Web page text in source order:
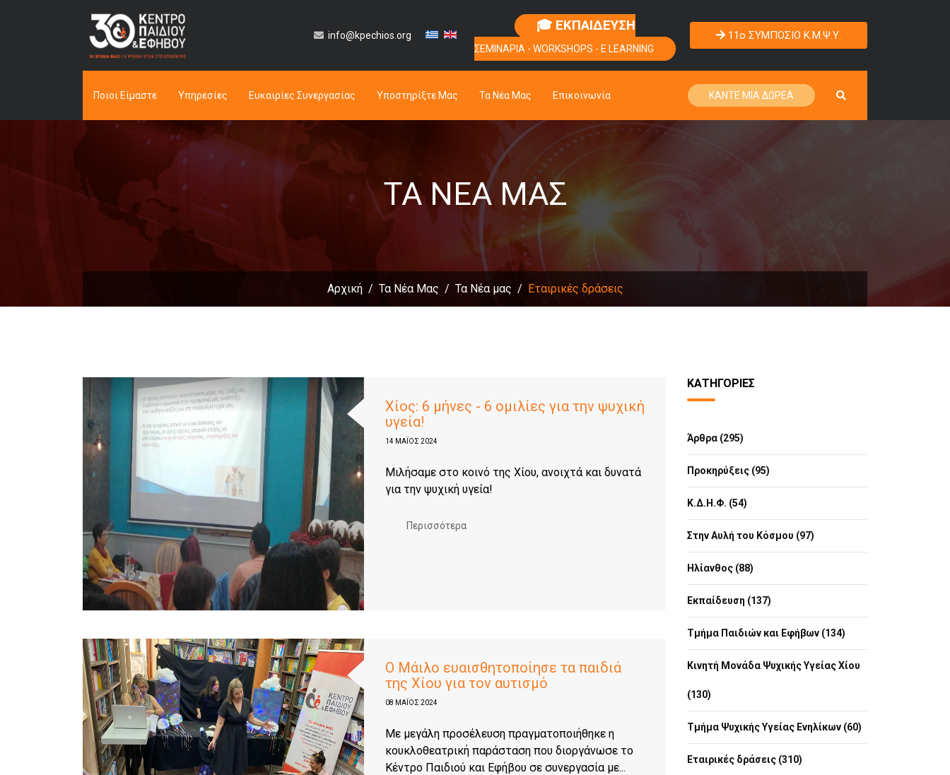
info@kpechios.org
🎓 ΕΚΠΑΙΔΕΥΣΗ
ΣΕΜΙΝΑΡΙΑ - WORKSHOPS - E LEARNING
11o ΣΥΜΠΟΣΙΟ Κ.Μ.Ψ.Υ.
ΚΑΝΤΕ ΜΙΑ ΔΩΡΕΑ
Ποιοι Είμαστε Υπηρεσίες Ευκαιρίες Συνεργασίας Υποστηρίξτε Μας Τα Νέα Μας Επικοινωνία
ΤΑ ΝΈΑ ΜΑΣ
Αρχική Τα Νέα Μας Τα Νέα μας Εταιρικές δράσεις
Xίος: 6 μήνες - 6 ομιλίες για την ψυχική
υγεία!
14 ΜΑΪΟΣ 2024
Μιλήσαμε στο κοινό της Χίου, ανοιχτά και δυνατά
για την ψυχική υγεία!
Περισσότερα
Ο Μάιλο ευαισθητοποίησε τα παιδιά
της Χίου για τον αυτισμό
08 ΜΑΪΟΣ 2024
Με μεγάλη προσέλευση πραγματοποιήθηκε η
κουκλοθεατρική παράσταση που διοργάνωσε το
Κέντρο Παιδιού και Εφήβου σε συνεργασία με...
ΚΑΤΗΓΟΡΊΕΣ
Άρθρα (295)
Προκηρύξεις (95)
Κ.Δ.Η.Φ. (54)
Στην Αυλή του Κόσμου (97)
Ηλίανθος (88)
Εκπαίδευση (137)
Τμήμα Παιδιών και Εφήβων (134)
Κινητή Μονάδα Ψυχικής Υγείας Χίου
(130)
Τμήμα Ψυχικής Υγείας Ενηλίκων (60)
Εταιρικές δράσεις (310)